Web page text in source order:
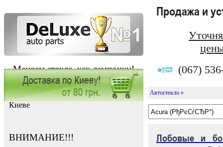
Меняем стекла, как лампочки!
Продажа и
(067)
Заказать установку автостекла в
Киеве
ВНИМАНИЕ!!!
Автостекло »
Лобовые и